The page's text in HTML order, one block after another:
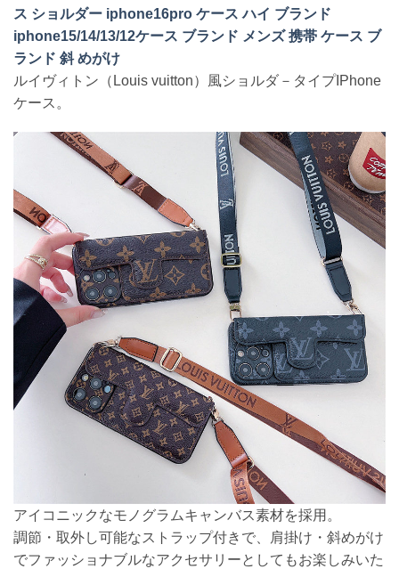
ス ショルダー iphone16pro ケース ハイ ブランド
iphone15/14/13/12ケース ブランド メンズ 携帯 ケース ブ
ランド 斜 めがけ
ルイヴィトン（Louis vuitton）風ショルダ－タイプIPhone
ケース。
アイコニックなモノグラムキャンバス素材を採用。
調節・取外し可能なストラップ付きで、肩掛け・斜めがけ
でファッショナブルなアクセサリーとしてもお楽しみいた